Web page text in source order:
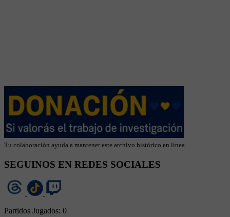
Tu colaboración ayuda a mantener este archivo histórico en línea
SEGUINOS EN REDES SOCIALES
Partidos Jugados: 0